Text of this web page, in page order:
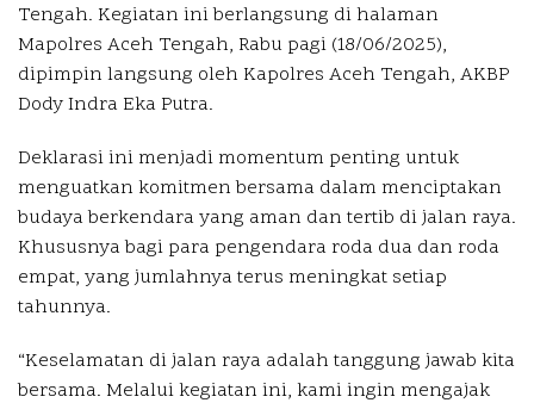
Tengah. Kegiatan ini berlangsung di halaman
Mapolres Aceh Tengah, Rabu pagi (18/06/2025),
dipimpin langsung oleh Kapolres Aceh Tengah, AKBP
Dody Indra Eka Putra.
Deklarasi ini menjadi momentum penting untuk
menguatkan komitmen bersama dalam menciptakan
budaya berkendara yang aman dan tertib di jalan raya.
Khususnya bagi para pengendara roda dua dan roda
empat, yang jumlahnya terus meningkat setiap
tahunnya.
“Keselamatan di jalan raya adalah tanggung jawab kita
bersama. Melalui kegiatan ini, kami ingin mengajak